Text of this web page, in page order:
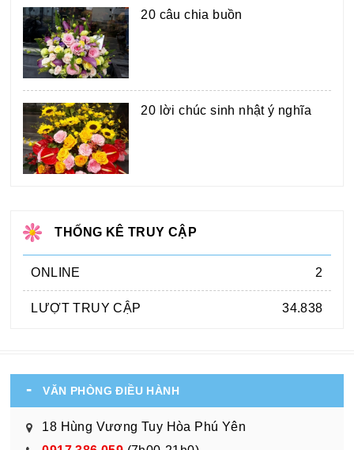
20 câu chia buồn
20 lời chúc sinh nhật ý nghĩa
THỐNG KÊ TRUY CẬP
ONLINE 2
LƯỢT TRUY CẬP 34.838
VĂN PHÒNG ĐIỀU HÀNH
18 Hùng Vương Tuy Hòa Phú Yên